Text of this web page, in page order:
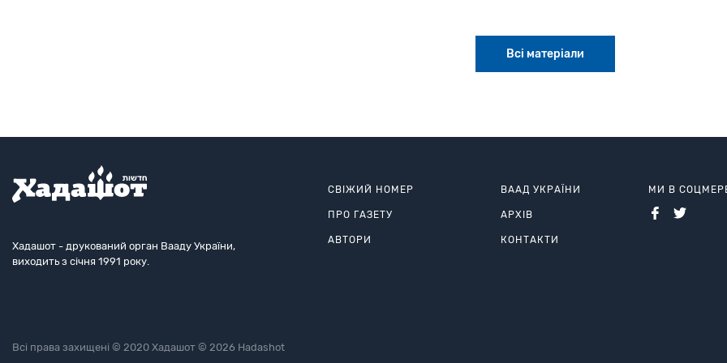
Всі матеріали
Хадашот - друкований орган Вааду України,
виходить з січня 1991 року.
СВІЖИЙ НОМЕР
ПРО ГАЗЕТУ
АВТОРИ
ВААД УКРАЇНИ
АРХІВ
КОНТАКТИ
МИ В
Всі права захищені © 2020 Хадашот © 2026 Hadashot